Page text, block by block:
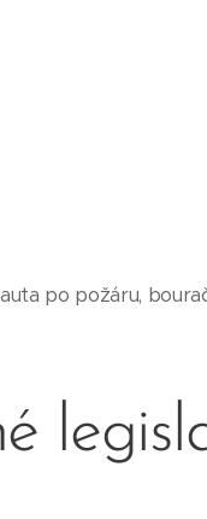
po požáru,